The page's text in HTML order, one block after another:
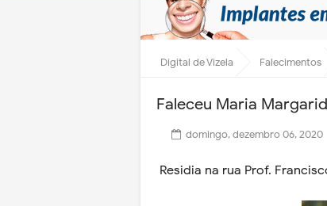
Digital de Vizela Falecimentos
Faleceu Maria
domingo, dezembro 06, 2020
Residia na rua Prof.